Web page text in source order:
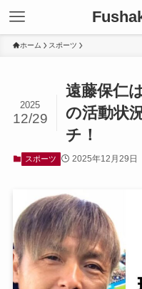
ホーム スポーツ
遠藤保仁
の活動状
チ！
2025
12/29
スポーツ 2025年12月29日